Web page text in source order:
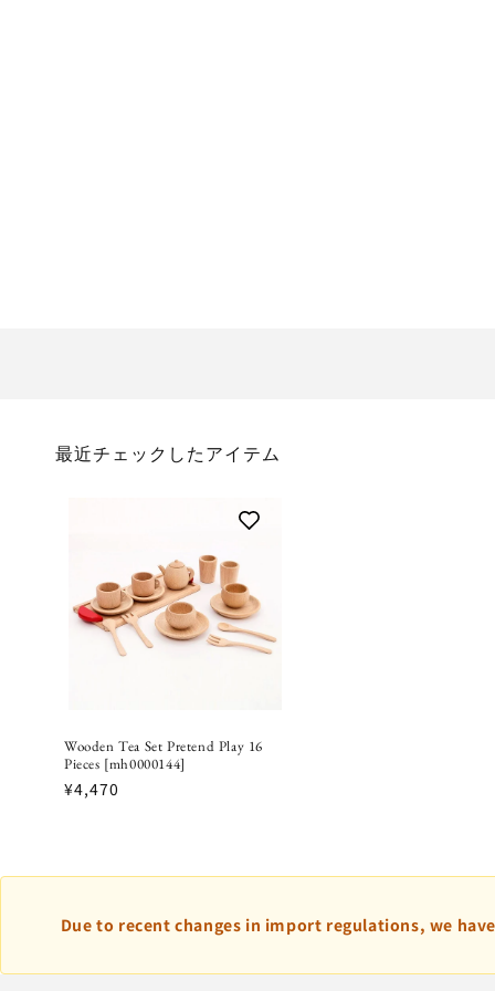
最近チェックしたアイテム
Wooden Tea Set Pretend Play 16
Pieces [mh0000144]
¥4,470
Due to recent changes in import regulations, we